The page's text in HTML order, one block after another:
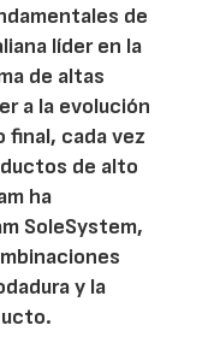
de
líder en la
de altas
a la evolución
final, cada vez
de alto
ha
SoleSystem,
y la